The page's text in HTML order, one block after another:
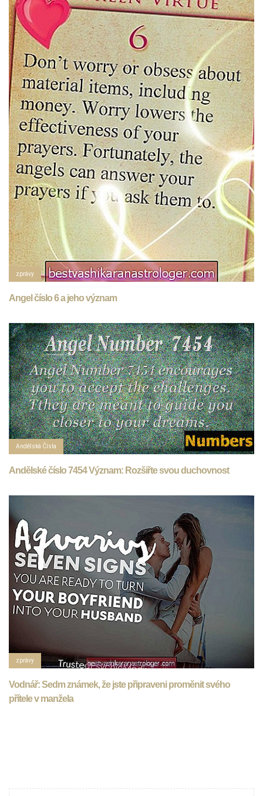
zprávy
Angel číslo 6 a jeho význam
Andělská Čísla
Andělské číslo 7454 Význam: Rozšiřte svou duchovnost
zprávy
Vodnář: Sedm známek, že jste připraveni proměnit svého
přítele v manžela